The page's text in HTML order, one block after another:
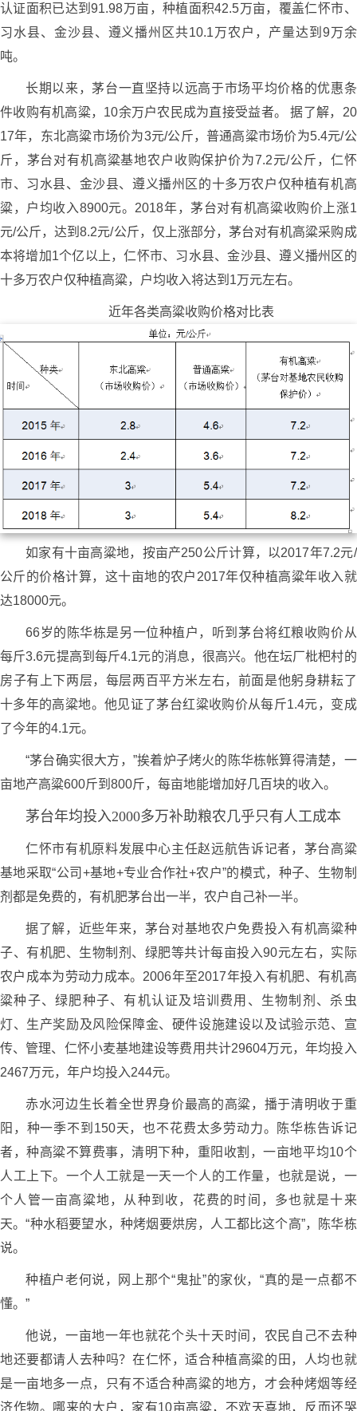
认证面积已达到91.98万亩，种植面积42.5万亩，覆盖仁怀市、
习水县、金沙县、遵义播州区共10.1万农户，产量达到9万余
吨。
长期以来，茅台一直坚持以远高于市场平均价格的优惠条
件收购有机高粱，10余万户农民成为直接受益者。 据了解，20
17年，东北高粱市场价为3元/公斤，普通高粱市场价为5.4元/公
斤，茅台对有机高粱基地农户收购保护价为7.2元/公斤，仁怀
市、习水县、金沙县、遵义播州区的十多万农户仅种植有机高
粱，户均收入8900元。2018年，茅台对有机高粱收购价上涨1
元/公斤，达到8.2元/公斤，仅上涨部分，茅台对有机高粱采购成
本将增加1个亿以上，仁怀市、习水县、金沙县、遵义播州区的
十多万农户仅种植高粱，户均收入将达到1万元左右。
近年各类高粱收购价格对比表
如家有十亩高粱地，按亩产250公斤计算，以2017年7.2元/
公斤的价格计算，这十亩地的农户2017年仅种植高粱年收入就
达18000元。
66岁的陈华栋是另一位种植户，听到茅台将红粮收购价从
每斤3.6元提高到每斤4.1元的消息，很高兴。他在坛厂枇杷村的
房子有上下两层，每层两百平方米左右，前面是他躬身耕耘了
十多年的高粱地。他见证了茅台红粱收购价从每斤1.4元，变成
了今年的4.1元。
“茅台确实很大方，”挨着炉子烤火的陈华栋帐算得清楚，一
亩地产高粱600斤到800斤，每亩地能增加好几百块的收入。
茅台年均投入2000多万补助粮农几乎只有人工成本
仁怀市有机原料发展中心主任赵远航告诉记者，茅台高粱
基地采取“公司+基地+专业合作社+农户”的模式，种子、生物制
剂都是免费的，有机肥茅台出一半，农户自己补一半。
据了解，近些年来，茅台对基地农户免费投入有机高粱种
子、有机肥、生物制剂、绿肥等共计每亩投入90元左右，实际
农户成本为劳动力成本。2006年至2017年投入有机肥、有机高
粱种子、绿肥种子、有机认证及培训费用、生物制剂、杀虫
灯、生产奖励及风险保障金、硬件设施建设以及试验示范、宣
传、管理、仁怀小麦基地建设等费用共计29604万元，年均投入
2467万元，年户均投入244元。
赤水河边生长着全世界身价最高的高粱，播于清明收于重
阳，种一季不到150天，也不花费太多劳动力。陈华栋告诉记
者，种高粱不算费事，清明下种，重阳收割，一亩地平均10个
人工上下。一个人工就是一天一个人的工作量，也就是说，一
个人管一亩高粱地，从种到收，花费的时间，多也就是十来
天。“种水稻要望水，种烤烟要烘房，人工都比这个高”，陈华栋
说。
种植户老何说，网上那个“鬼扯”的家伙，“真的是一点都不
懂。”
他说，一亩地一年也就花个头十天时间，农民自己不去种
地还要都请人去种吗？在仁怀，适合种植高粱的田，人均也就
是一亩地多一点，只有不适合种高粱的地方，才会种烤烟等经
济作物。哪来的大户，家有10亩高粱，不欢天喜地，反而还哭